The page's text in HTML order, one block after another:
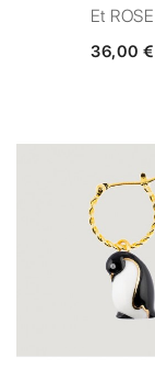
Et ROSE
36,00 €